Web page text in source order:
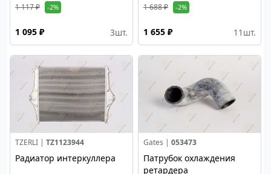
1 117 ₽ -2%
1 095 ₽ 3шт.
1 688 ₽ -2%
1 655 ₽ 11 шт.
TZERLI | TZ1123944
Радиатор интеркуллера
Gates | 053473
Патрубок охлаждения
ретардера